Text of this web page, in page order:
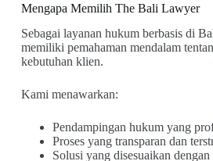
Mengapa Memilih The Bali Lawyer
Sebagai layanan hukum berbasis di
memiliki pemahaman mendalam
kebutuhan klien.
Kami menawarkan:
Pendampingan hukum yang
Proses yang transparan dan
Solusi yang disesuaikan